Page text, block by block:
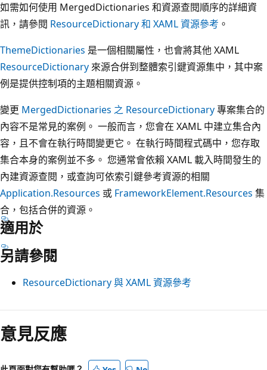
如需如何使用 MergedDictionaries 和資源查閱順序的詳細資
訊，請參閱 ResourceDictionary 和 XAML 資源參考 。
ThemeDictionaries 是一個相關屬性，也會將其他 XAML
ResourceDictionary 來源合併到整體索引鍵資源集中，其中案
例是提供控制項的主題相關資源。
變更 MergedDictionaries 之 ResourceDictionary專案集合的
內容不是常見的案例。 一般而言，您會在 XAML 中建立集合內
容，且不會在執行時間變更它。 在執行時間程式碼中，您存取
集合本身的案例並不多。 您通常會依賴 XAML 載入時間發生的
內建資源查閱，或查詢可依索引鍵參考資源的相關
Application.Resources 或 FrameworkElement.Resources 集
合，包括合併的資源。
適用於
另請參閱
ResourceDictionary 與 XAML 資源參考
閱
讀
模
意見反應